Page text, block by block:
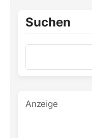
Suchen
Anzeige